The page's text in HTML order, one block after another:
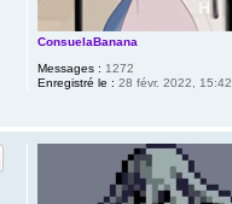
ConsuelaBanana
Messages : 1272
Enregistré le : 28 févr. 2022, 15:42